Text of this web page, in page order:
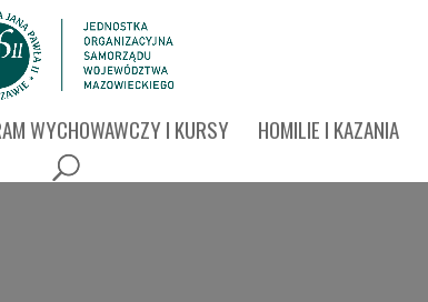
WYCHOWAWCZY I KURSY HOMILIE I KAZANIA